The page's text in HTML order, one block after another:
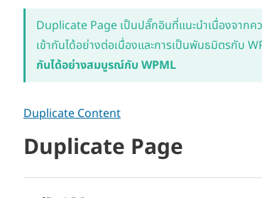
Duplicate Page เป็นปลั๊กอินที่แนะนำเนื่องจากค
เข้ากันได้อย่างต่อเนื่องและการเป็นพันธมิตรกับ
กันได้อย่างสมบูรณ์กับ WPML
Duplicate Content
Duplicate Page